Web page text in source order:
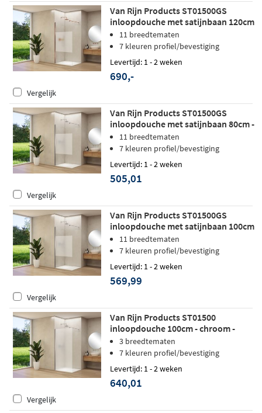
Van Rijn Products ST01500GS
inloopdouche met satijnbaan 120cm
- Geborsteld koper
11 breedtematen
7 kleuren profiel/bevestiging
Levertijd: 1 - 2 weken
690,-
Vergelijk
Van Rijn Products ST01500GS
inloopdouche met satijnbaan 80cm -
chroom
11 breedtematen
7 kleuren profiel/bevestiging
Levertijd: 1 - 2 weken
505,01
Vergelijk
Van Rijn Products ST01500GS
inloopdouche met satijnbaan 100cm
- chroom
11 breedtematen
7 kleuren profiel/bevestiging
Levertijd: 1 - 2 weken
569,99
Vergelijk
Van Rijn Products ST01500
inloopdouche 100cm - chroom -
Satijnglas
3 breedtematen
7 kleuren profiel/bevestiging
Levertijd: 1 - 2 weken
640,01
Vergelijk